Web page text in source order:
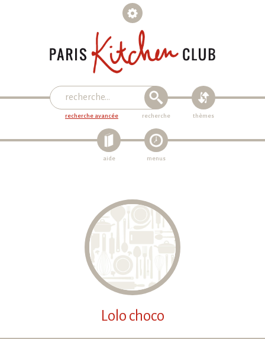
recherche
recherche avancée thèmes
aide menus
Lolo choco